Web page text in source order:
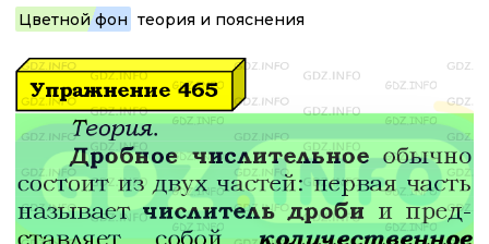
Цветной фон теория и пояснения